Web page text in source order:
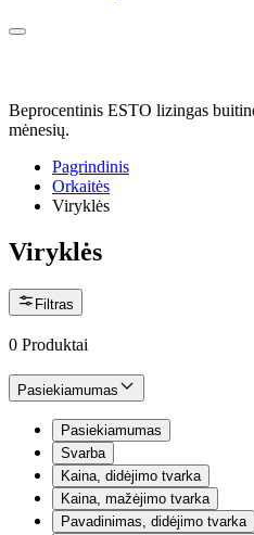
Beprocentinis ESTO lizingas
mėnesių.
Pagrindinis
Orkaitės
Viryklės
Viryklės
Filtras
0 Produktai
Pasiekiamumas
Pasiekiamumas
Svarba
Kaina, didėjimo tvarka
Kaina, mažėjimo tvarka
Pavadinimas, didėjimo tvarka